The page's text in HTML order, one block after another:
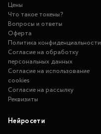
Цены
Что такое токены?
Вопросы и ответы
Оферта
Политика конфиденциальности
Согласие на обработку
персональных данных
Согласие на использование
cookies
Согласие на рассылку
Реквизиты
Нейросети